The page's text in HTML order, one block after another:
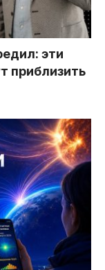
эти
приблизить